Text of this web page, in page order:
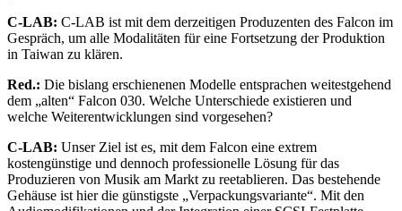
C-LAB: C-LAB ist mit dem derzeitigen Produzenten des Falcon im
Gespräch, um alle Modalitäten für eine Fortsetzung der Produktion
in Taiwan zu klären.
Red.: Die bislang erschienenen Modelle entsprachen weitestgehend
dem „alten“ Falcon 030. Welche Unterschiede existieren und
welche Weiterentwicklungen sind vorgesehen?
C-LAB: Unser Ziel ist es, mit dem Falcon eine extrem
kostengünstige und dennoch professionelle Lösung für das
Produzieren von Musik am Markt zu reetablieren. Das bestehende
Gehäuse ist hier die günstigste „Verpackungsvariante“. Mit den